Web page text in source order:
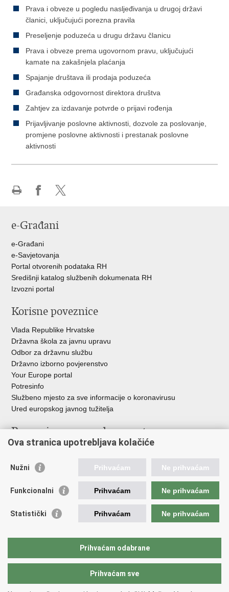
Prava i obveze u pogledu nasljeđivanja u drugoj državi
članici, uključujući porezna pravila
Preseljenje poduzeća u drugu državu članicu
Prava i obveze prema ugovornom pravu, uključujući
kamate na zakašnjela plaćanja
Spajanje društava ili prodaja poduzeća
Građanska odgovornost direktora društva
Zahtjev za izdavanje potvrde o prijavi rođenja
Prijavljivanje poslovne aktivnosti, dozvole za poslovanje,
promjene poslovne aktivnosti i prestanak poslovne
aktivnosti
FacebookuTwitteru
e-Građani
e-Građani
e-Savjetovanja
Portal otvorenih podataka RH
Središnji katalog službenih dokumenata RH
Izvozni portal
Korisne poveznice
Vlada Republike Hrvatske
Državna škola za javnu upravu
Odbor za državnu službu
Državno izborno povjerenstvo
Your Europe portal
Potresinfo
Službeno mjesto za sve informacije o koronavirusu
Ured europskog javnog tužitelja
Poveznice pravosudnog sustava
Državno odvjetništvo
Ured za suzbijanje korupcije i organiziranog kriminaliteta
Državnoodvjetničko vijeće
Hrvatska odvjetnička komora
Europski pravosudni portal
Ova stranica upotrebljava kolačiće
Nužni Prihvaćam Ne prihvaćam
Funkcionalni Prihvaćam Ne prihvaćam
Statistički Prihvaćam Ne prihvaćam
Prihvaćam odabrane
Prihvaćam sve